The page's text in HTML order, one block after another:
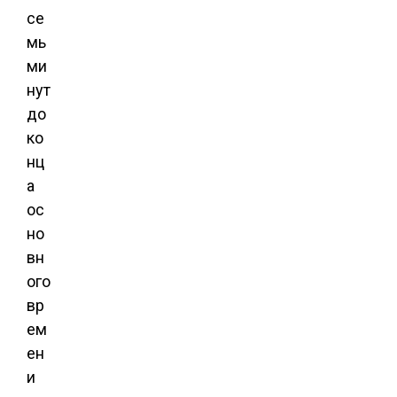
се
мь
ми
нут
до
ко
нц
а
ос
но
вн
ого
вр
ем
ен
и